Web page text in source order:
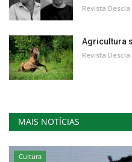
Revista Descla
Agricultura
Revista Descla
MAIS NOTÍCIAS
Cultura